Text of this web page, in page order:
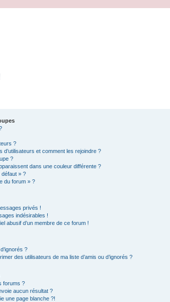
?
d’utilisateurs et comment les rejoindre ?
?
dans une couleur différente ?
défaut » ?
du forum » ?
privés !
indésirables !
abusif d’un membre de ce forum !
?
des utilisateurs de ma liste d’amis ou d’ignorés ?
forums ?
aucun résultat ?
une page blanche ?!